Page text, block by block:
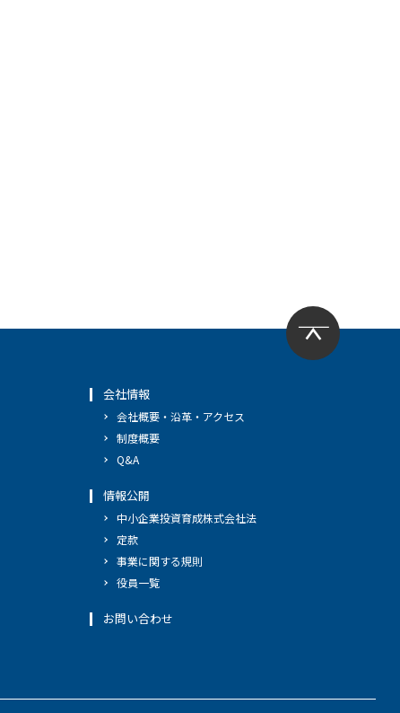
会社情報
会社概要・沿革・アクセス
制度概要
Q&A
情報公開
中小企業投資育成株式会社法
定款
事業に関する規則
役員一覧
お問い合わせ